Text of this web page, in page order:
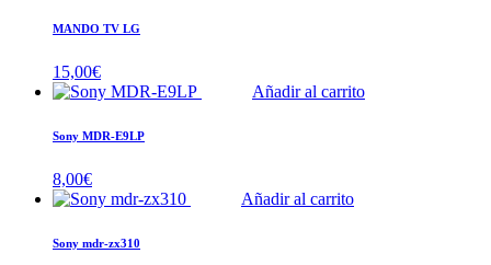
MANDO TV LG
15,00€
Añadir al carrito
Sony MDR-E9LP
8,00€
Añadir al carrito
Sony mdr-zx310